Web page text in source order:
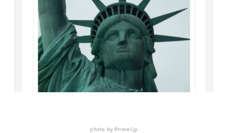
photo by 4travel.jp